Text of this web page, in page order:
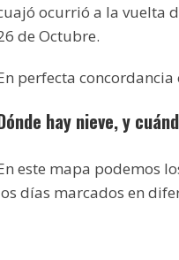
ocurrió a la vuelta
de Octubre.
perfecta concordancia
hay nieve, y
este mapa podemos
días marcados en